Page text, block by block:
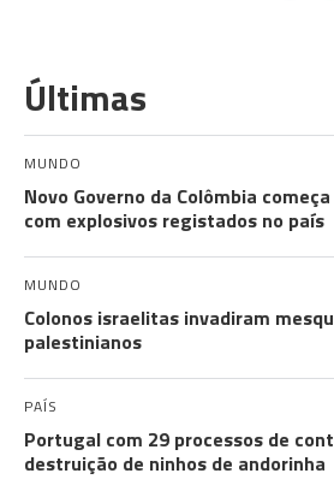
Últimas
MUNDO
Novo Governo da Colômbia
com explosivos registados no país
MUNDO
Colonos israelitas invadiram
palestinianos
PAÍS
Portugal com 29 processos de
destruição de ninhos de andorinha